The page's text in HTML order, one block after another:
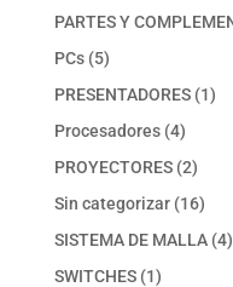
PARTES Y
PCs 55
productos
PRESENTADORES 11
Procesadores 44
PROYECTORES 22
Sin categorizar 1616
SISTEMA DE MALLA 44
SWITCHES 11